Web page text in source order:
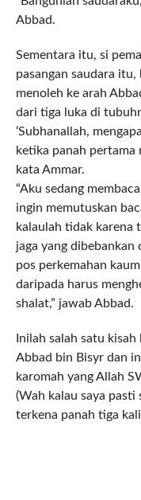
Abbad.
Sementara itu, si
pasangan saudara
menoleh ke arah
dari tiga luka di
‘Subhanallah,
ketika panah pertama
kata Ammar.
“Aku sedang
ingin memutuskan
kalaulah tidak karena
jaga yang dibebankan
pos perkemahan
daripada harus
shalat,” jawab Abbad.
Inilah salah satu
Abbad bin Bisyr dan
karomah yang Allah
(Wah kalau saya
terkena panah tiga